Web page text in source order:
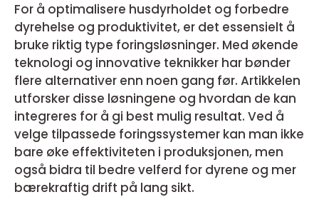
For å optimalisere husdyrholdet og forbedre
dyrehelse og produktivitet, er det essensielt å
bruke riktig type foringsløsninger. Med økende
teknologi og innovative teknikker har bønder
flere alternativer enn noen gang før. Artikkelen
utforsker disse løsningene og hvordan de kan
integreres for å gi best mulig resultat. Ved å
velge tilpassede foringssystemer kan man ikke
bare øke effektiviteten i produksjonen, men
også bidra til bedre velferd for dyrene og mer
bærekraftig drift på lang sikt.